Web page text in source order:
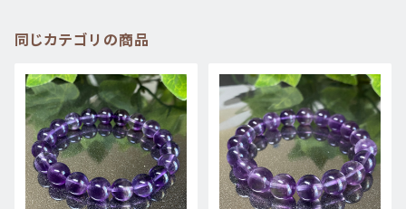
同じカテゴリの商品